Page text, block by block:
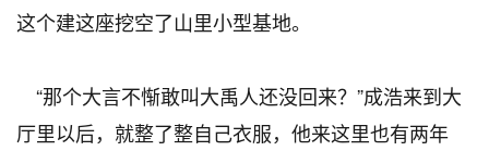
这个建这座挖空了山里小型基地。
“那个大言不惭敢叫大禹人还没回来？”成浩来到大
厅里以后，就整了整自己衣服，他来这里也有两年